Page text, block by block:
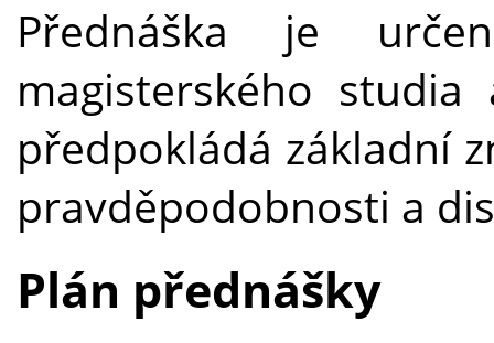
Přednáška je
magisterského
předpokládá základní
pravděpodobnosti a
Plán přednášky